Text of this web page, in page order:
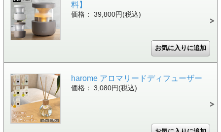
料】
価格： 39,800円(税込)
harome アロマリードディフューザー
価格： 3,080円(税込)